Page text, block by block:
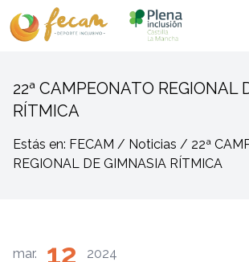
22ª CAMPEONATO REGIONAL
RÍTMICA
Estás en: FECAM / Noticias / 22ª
REGIONAL DE GIMNASIA RÍTMICA
mar. 12 2024